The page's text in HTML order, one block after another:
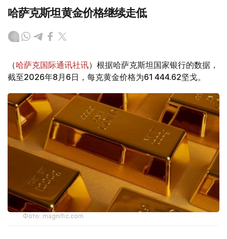
哈萨克斯坦黄金价格继续走低
（哈萨克国际通讯社讯）根据哈萨克斯坦国家银行的数据，
截至2026年8月6日，每克黄金价格为61 444.62坚戈。
Фото: magnific.com